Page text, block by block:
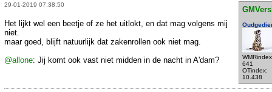
29-01-2019 07:38:50
641
OTindex:
10.438
Het lijkt wel een beetje of ze het uitlokt, en dat mag volgens mij
niet.
maar goed, blijft natuurlijk dat zakenrollen ook niet mag.
@allone: Jij komt ook vast niet midden in de nacht in A'dam?